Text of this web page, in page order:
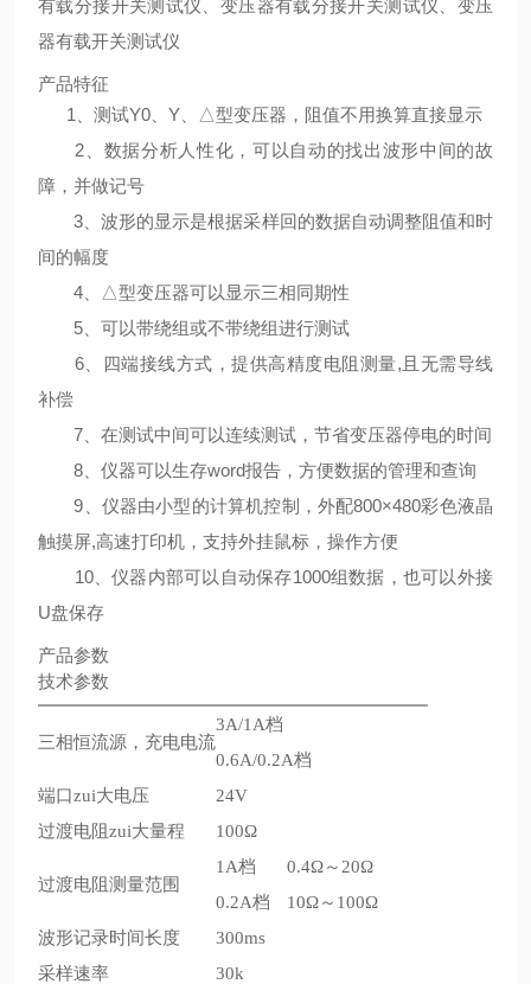
有载分接开关测试仪、变压器有载分接开关测试仪、变压
器有载开关测试仪
产品特征
1、测试Y0、Y、△型变压器，阻值不用换算直接显示
2、数据分析人性化，可以自动的找出波形中间的故
障，并做记号
3、波形的显示是根据采样回的数据自动调整阻值和时
间的幅度
4、△型变压器可以显示三相同期性
5、可以带绕组或不带绕组进行测试
6、四端接线方式，提供高精度电阻测量,且无需导线
补偿
7、在测试中间可以连续测试，节省变压器停电的时间
8、仪器可以生存word报告，方便数据的管理和查询
9、仪器由小型的计算机控制，外配800×480彩色液晶
触摸屏,高速打印机，支持外挂鼠标，操作方便
10、仪器内部可以自动保存1000组数据，也可以外接
U盘保存
产品参数
技术参数
三相恒流源，充电电流
3A/1A档
0.6A/0.2A档
端口zui大电压
24V
过渡电阻zui大量程
100Ω
过渡电阻测量范围
1A档
0.4Ω～20Ω
0.2A档
10Ω～100Ω
波形记录时间长度
300ms
采样速率
30k